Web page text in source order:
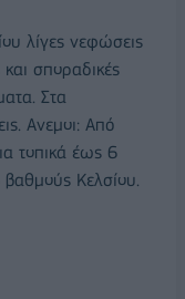
λίγες νεφώσεις
σποραδικές
Στα
Ανεμοι: Από
τοπικά έως 6
Κελσίου.